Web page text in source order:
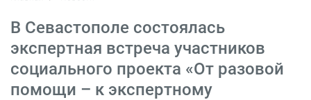
В Севастополе состоялась
экспертная встреча участников
социального проекта «От разовой
помощи – к экспертному